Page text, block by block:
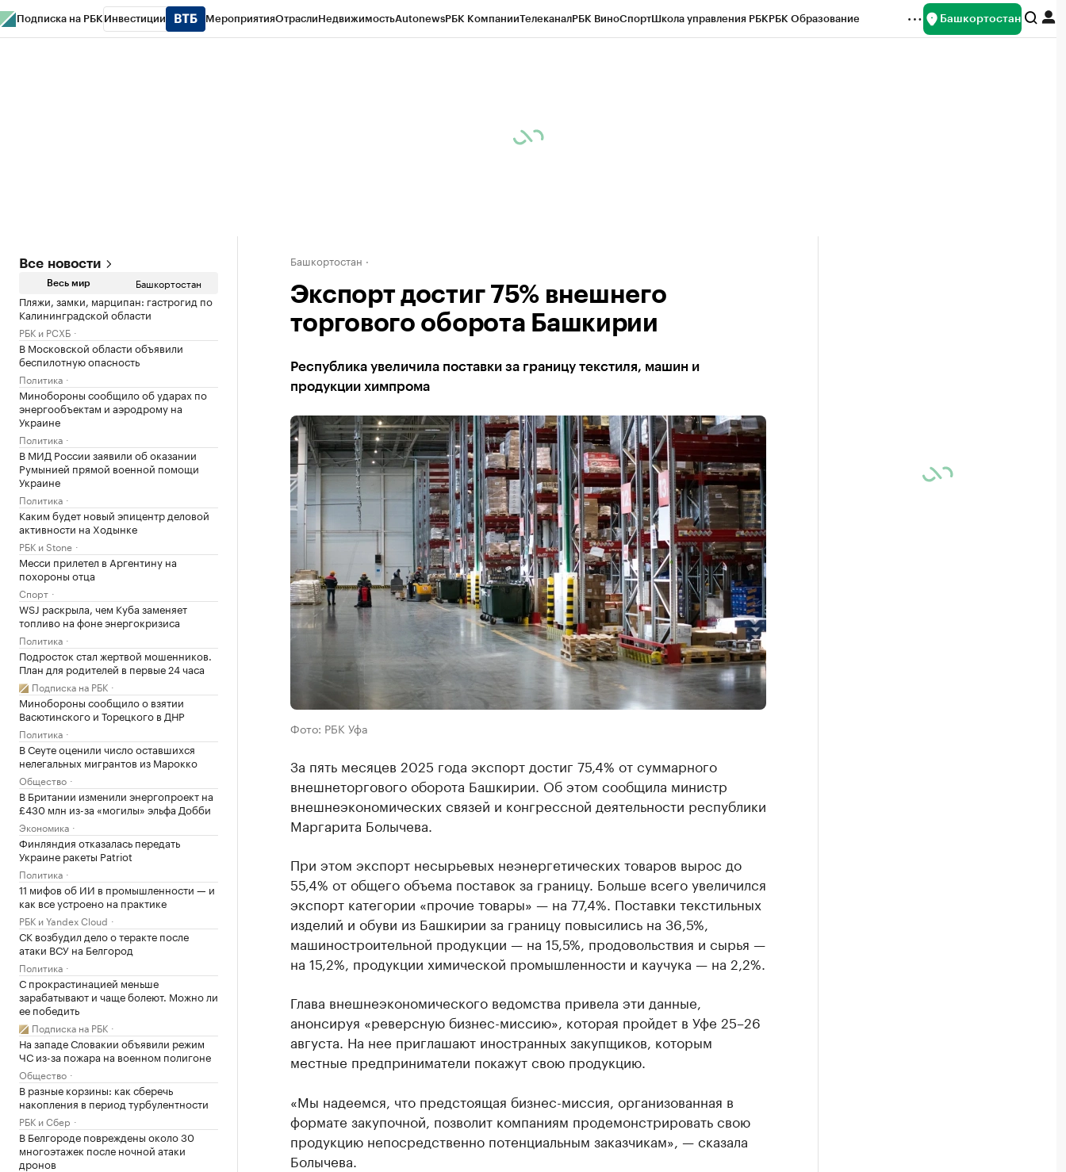
Подписка на РБК Инвестиции МероприятияОтраслиНедвижимостьAutonewsРБК КомпанииТелеканалРБК ВиноСпортШкола управления РБКРБК Образование Башкортостан
Все новости
Весь мир Башкортостан
Пляжи, замки, марципан: гастрогид по
Калининградской области
РБК и РСХБ
В Московской области объявили
беспилотную опасность
Политика
Минобороны сообщило об ударах по
энергообъектам и аэродрому на
Украине
Политика
В МИД России заявили об оказании
Румынией прямой военной помощи
Украине
Политика
Каким будет новый эпицентр деловой
активности на Ходынке
РБК и Stone
Месси прилетел в Аргентину на
похороны отца
Спорт
WSJ раскрыла, чем Куба заменяет
топливо на фоне энергокризиса
Политика
Подросток стал жертвой мошенников.
План для родителей в первые 24 часа
Подписка на РБК
Минобороны сообщило о взятии
Васютинского и Торецкого в ДНР
Политика
В Сеуте оценили число оставшихся
нелегальных мигрантов из Марокко
Общество
В Британии изменили энергопроект на
£430 млн из-за «могилы» эльфа Добби
Экономика
Финляндия отказалась передать
Украине ракеты Patriot
Политика
11 мифов об ИИ в промышленности — и
как все устроено на практике
РБК и Yandex Cloud
СК возбудил дело о теракте после
атаки ВСУ на Белгород
Политика
С прокрастинацией меньше
зарабатывают и чаще болеют. Можно ли
ее победить
Подписка на РБК
На западе Словакии объявили режим
ЧС из-за пожара на военном полигоне
Общество
В разные корзины: как сберечь
накопления в период турбулентности
РБК и Сбер
В Белгороде повреждены около 30
многоэтажек после ночной атаки
дронов
Башкортостан
Экспорт достиг 75% внешнего
торгового оборота Башкирии
Республика увеличила поставки за границу текстиля, машин и
продукции химпрома
Фото: РБК Уфа
За пять месяцев 2025 года экспорт достиг 75,4% от суммарного
внешнеторгового оборота Башкирии. Об этом сообщила министр
внешнеэкономических связей и конгрессной деятельности республики
Маргарита Болычева.
При этом экспорт несырьевых неэнергетических товаров вырос до
55,4% от общего объема поставок за границу. Больше всего увеличился
экспорт категории «прочие товары» — на 77,4%. Поставки текстильных
изделий и обуви из Башкирии за границу повысились на 36,5%,
машиностроительной продукции — на 15,5%, продовольствия и сырья —
на 15,2%, продукции химической промышленности и каучука — на 2,2%.
Глава внешнеэкономического ведомства привела эти данные,
анонсируя «реверсную бизнес-миссию», которая пройдет в Уфе 25–26
августа. На нее приглашают иностранных закупщиков, которым
местные предприниматели покажут свою продукцию.
«Мы надеемся, что предстоящая бизнес-миссия, организованная в
формате закупочной, позволит компаниям продемонстрировать свою
продукцию непосредственно потенциальным заказчикам», — сказала
Болычева.